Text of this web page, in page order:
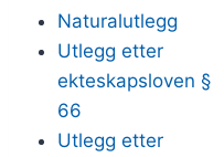
Naturalutlegg
Utlegg etter
ekteskapsloven §
66
Utlegg etter